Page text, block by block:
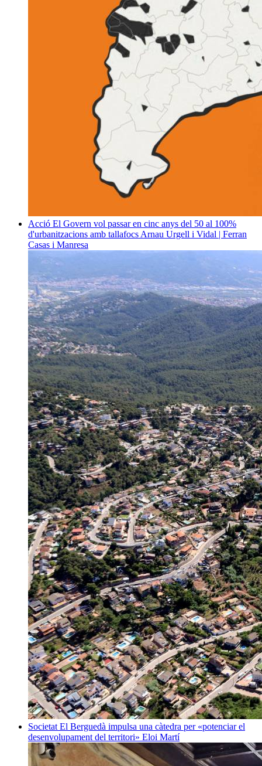
Acció El Govern vol passar en cinc anys del 50 al 100%
d'urbanitzacions amb tallafocs Arnau Urgell i Vidal | Ferran
Casas i Manresa
Societat El Berguedà impulsa una càtedra per «potenciar el
desenvolupament del territori» Eloi Martí